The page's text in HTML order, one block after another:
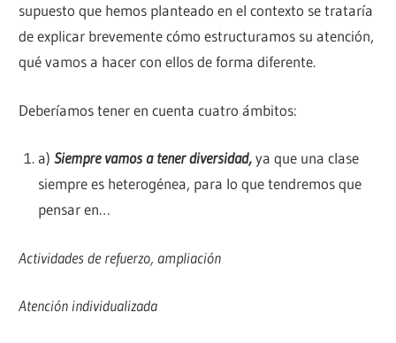
supuesto que hemos planteado en el contexto se trataría
de explicar brevemente cómo estructuramos su atención,
qué vamos a hacer con ellos de forma diferente.
Deberíamos tener en cuenta cuatro ámbitos:
a) Siempre vamos a tener diversidad,ya que una clase
siempre es heterogénea, para lo que tendremos que
pensar en…
Actividades de refuerzo, ampliación
Atención individualizada